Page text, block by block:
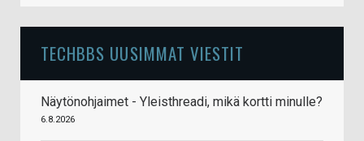
TECHBBS UUSIMMAT VIESTIT
Näytönohjaimet - Yleisthreadi, mikä kortti minulle?
6.8.2026